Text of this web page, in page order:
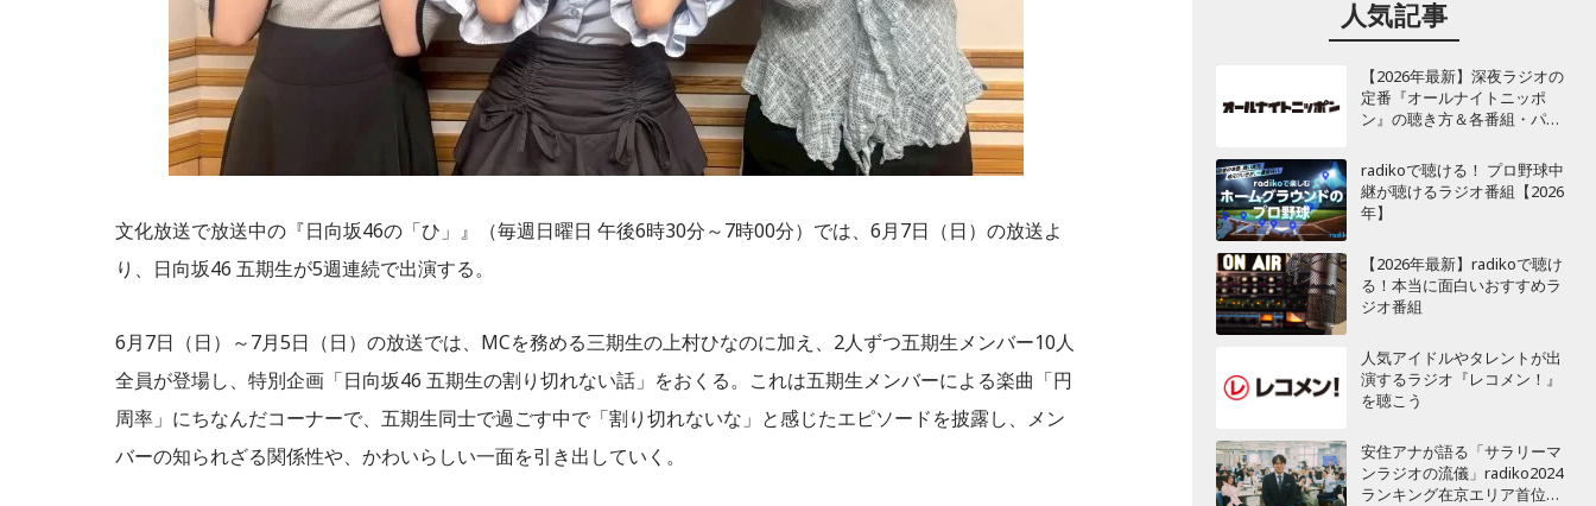
文化放送で放送中の『日向坂46の「ひ」』（毎週日曜日 午後6時30分～7時00分）では、6月7日（日）の放送よ
り、日向坂46 五期生が5週連続で出演する。
6月7日（日）～7月5日（日）の放送では、MCを務める三期生の上村ひなのに加え、2人ずつ五期生メンバー10人
全員が登場し、特別企画「日向坂46 五期生の割り切れない話」をおくる。これは五期生メンバーによる楽曲「円
周率」にちなんだコーナーで、五期生同士で過ごす中で「割り切れないな」と感じたエピソードを披露し、メン
バーの知られざる関係性や、かわいらしい一面を引き出していく。
人気記事
【2026年最新】深夜ラジオの
定番『オールナイトニッポ
ン』の聴き方＆各番組・パー
radikoで聴ける！ プロ野球中
継が聴けるラジオ番組【2026
年】
【2026年最新】radikoで聴け
る！本当に面白いおすすめラ
ジオ番組
人気アイドルやタレントが出
演するラジオ『レコメン！』
を聴こう
安住アナが語る「サラリーマ
ンラジオの流儀」radiko2024
ランキング在京エリア首位